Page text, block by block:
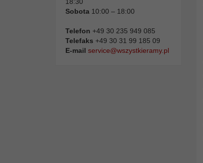
Sobota 10:00 – 18:00
Telefon +49 30 235 949 085
Telefaks +49 30 31 99 185 09
E-mail service@wszystkieramy.pl